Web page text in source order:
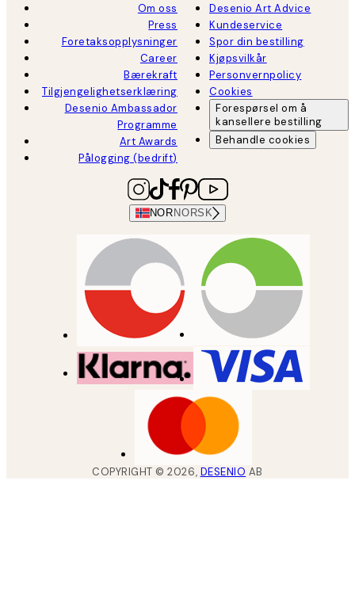
Om oss
Press
Foretaksopplysninger
Career
Bærekraft
Tilgjengelighetserklæring
Desenio Ambassador
Programme
Art Awards
Pålogging (bedrift)
Desenio Art Advice
Kundeservice
Spor din bestilling
Kjøpsvilkår
Personvernpolicy
Cookies
Forespørsel om å
kansellere bestilling
Behandle cookies
NOR NORSK
COPYRIGHT ©2026, DESENIO AB